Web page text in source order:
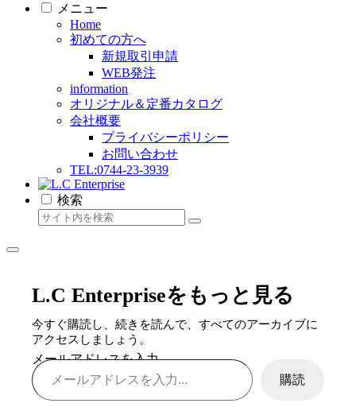
メニュー
Home
初めての方へ
新規取引申請
WEB発注
information
オリジナル＆定番カタログ
会社概要
プライバシーポリシー
お問い合わせ
TEL:0744-23-3939
検索
L.C Enterpriseをもっと見る
今すぐ購読し、続きを読んで、すべてのアーカイブに
アクセスしましょう。
メールアドレスを入力...
購読